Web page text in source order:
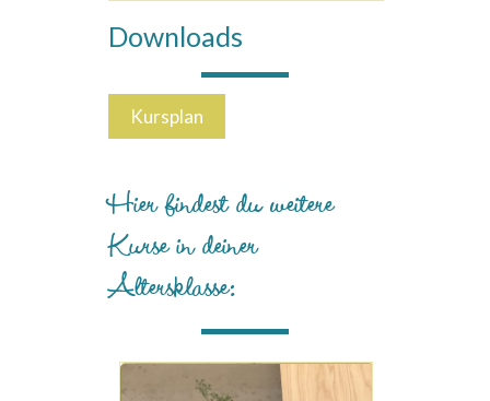
Downloads
Kursplan
Hier findest du weitere
Kurse in deiner
Altersklasse: